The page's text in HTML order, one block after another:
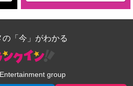
の「今」がわかる
group